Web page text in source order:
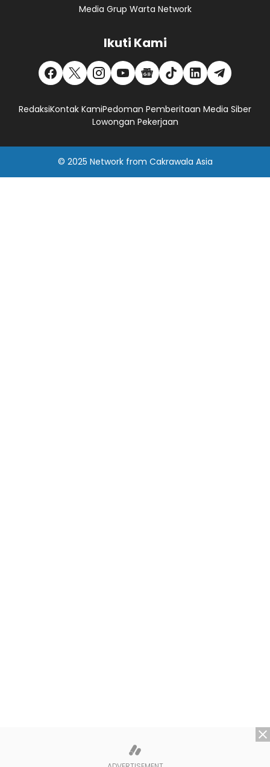
Media Grup Warta Network
Ikuti Kami
RedaksiKontak KamiPedoman Pemberitaan Media Siber
Lowongan Pekerjaan
© 2025 Networkfrom Cakrawala Asia